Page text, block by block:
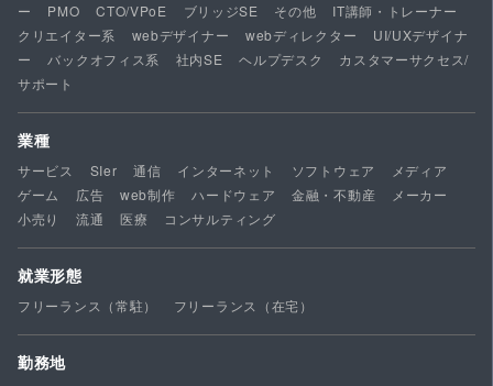
ー
PMO CTO/VPoE ブリッジSE その他
IT講師・トレーナー
クリエイター系
webデザイナー webディレクター
UI/UXデザイナ
ー
バックオフィス系 社内SE ヘルプデスク
カスタマーサクセス/
サポート
業種
サービス SIer 通信 インターネット ソフトウェア
メディア
ゲーム
広告 web制作 ハードウェア 金融・不動産
メーカー
小売り
流通 医療 コンサルティング
就業形態
フリーランス（常駐） フリーランス（在宅）
勤務地